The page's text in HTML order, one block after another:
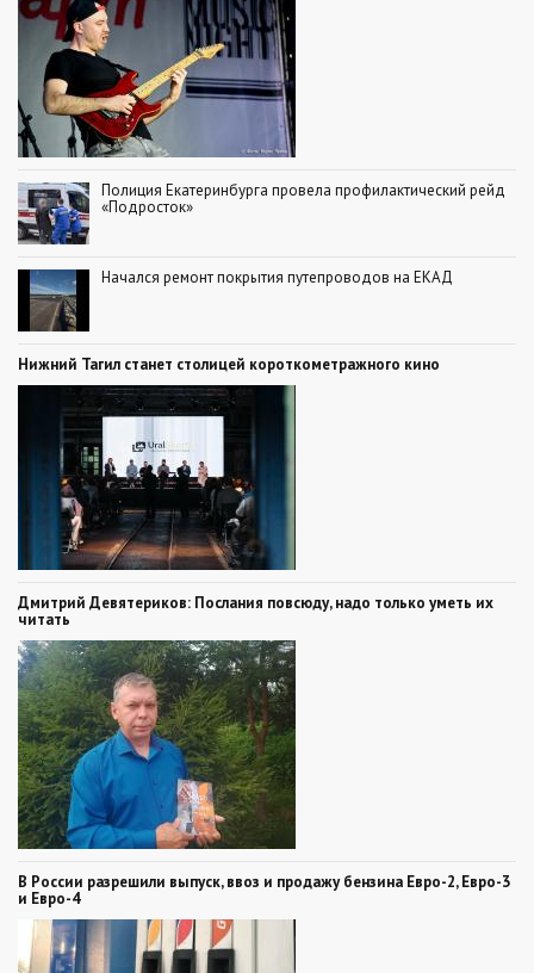
Полиция Екатеринбурга провела профилактический рейд
«Подросток»
Начался ремонт покрытия путепроводов на ЕКАД
Нижний Тагил станет столицей короткометражного кино
Дмитрий Девятериков: Послания повсюду, надо только уметь их
читать
В России разрешили выпуск, ввоз и продажу бензина Евро-2, Евро-3
и Евро-4